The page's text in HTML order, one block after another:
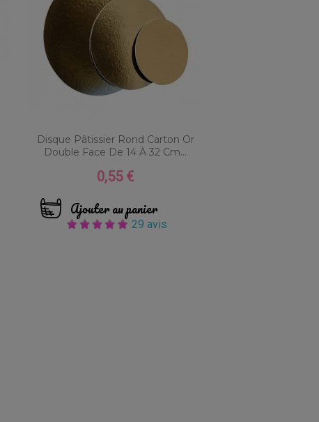
Disque Pâtissier Rond Carton Or
Double Face De 14 À 32 Cm...
Prix
0,55 €
Ajouter au panier
29 avis